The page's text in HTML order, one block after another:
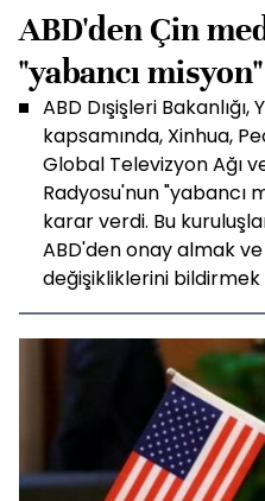
ABD'den Çin
"yabancı
ABD Dışişleri Bakanlığı,
kapsamında, Xinhua,
Global Televizyon Ağı
Radyosu'nun "yabancı
karar verdi. Bu
ABD'den onay almak
değişikliklerini